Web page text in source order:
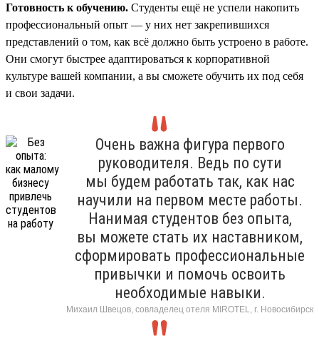
Готовность к обучению. Студенты ещё не успели накопить
профессиональный опыт — у них нет закрепившихся
представлений о том, как всё должно быть устроено в работе.
Они смогут быстрее адаптироваться к корпоративной
культуре вашей компании, а вы сможете обучить их под себя
и свои задачи.
Очень важна фигура первого
руководителя. Ведь по сути
мы будем работать так, как нас
научили на первом месте работы.
Нанимая студентов без опыта,
вы можете стать их наставником,
сформировать профессиональные
привычки и помочь освоить
необходимые навыки.
Михаил Швецов, совладелец отеля MIROTEL, г. Новосибирск